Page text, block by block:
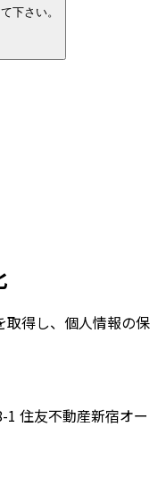
下さい。
取得し、個人情報の保
1 住友不動産新宿オー